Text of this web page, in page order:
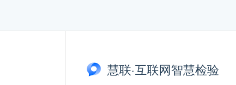
慧联·互联网智慧检验